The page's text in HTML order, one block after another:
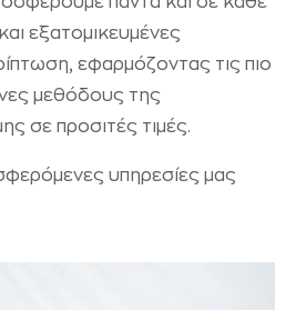
εξατομικευμένες
εφαρμόζοντας τις πιο
μεθόδους της
σε προσιτές τιμές.
υπηρεσίες μας